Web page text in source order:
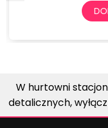
W hurtowni
detalicznych,